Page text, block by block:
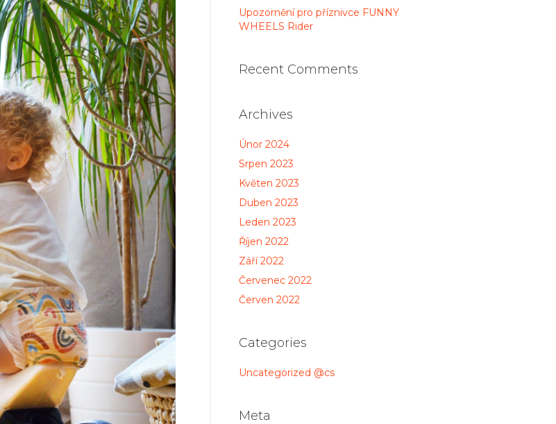
Upozornění pro příznivce FUNNY
WHEELS Rider
Recent Comments
Archives
Únor 2024
Srpen 2023
Květen 2023
Duben 2023
Leden 2023
Říjen 2022
Září 2022
Červenec 2022
Červen 2022
Categories
Uncategorized @cs
Meta